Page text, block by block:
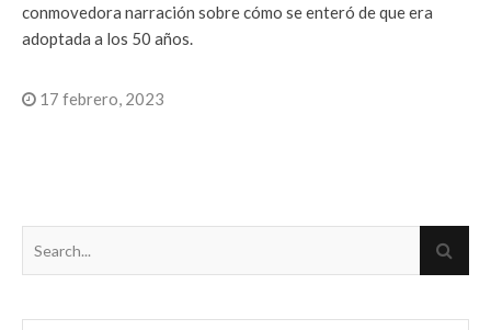
conmovedora narración sobre cómo se enteró de que era
adoptada a los 50 años.
17 febrero, 2023